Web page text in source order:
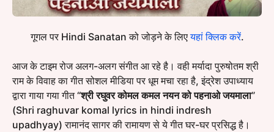
गूगल पर Hindi Sanatan को जोड़ने के लिएयहां क्लिक करें.
आज के टाइम रोज अलग-अलग संगीत आ रहे है। वही मर्यादा पुरुषोतम श्री
राम के विवाह का गीत सोशल मीडिया पर धूम मचा रहा है, इंद्रेश उपाध्याय
द्वारा गाया गया गीत “श्री रघुवर कोमल कमल नयन को पहनाओ जयमाला”
(Shri raghuvar komal lyrics in hindi indresh
upadhyay) रामानंद सागर की रामायण से ये गीत घर-घर प्रसिद्ध है।